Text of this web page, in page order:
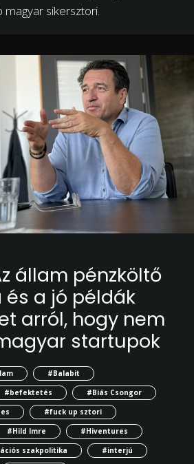
sikersztori.
állam pénzköltő
a jó példák
arról, hogy nem
startupok
#Balabit
#befektetés
#Biás Csongor
#fuck up sztori
#Hild Imre
#Hiventures
szakpolitika
#interjú